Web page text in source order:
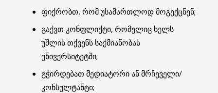
ფიქრობთ, რომ უსამართლოდ მოგექცნენ;
გაქვთ კონფლიქტი, რომელიც ხელს
უშლის თქვენს საქმიანობას
უნივერსიტეტში;
გჭირდებათ მედიატორი ან მრჩეველი/
კონსულტანტი;